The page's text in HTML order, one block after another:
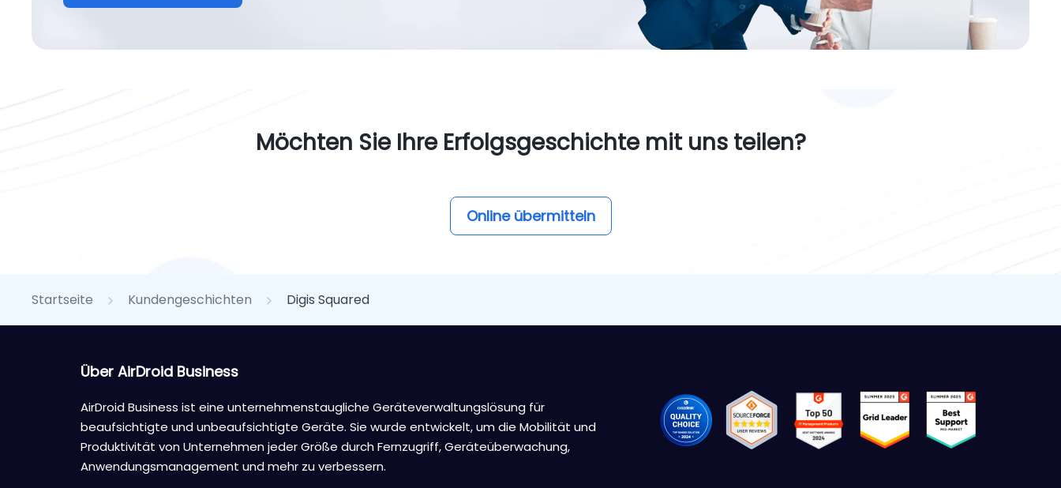
Möchten Sie Ihre Erfolgsgeschichte mit uns teilen?
Online übermitteln
Startseite Kundengeschichten Digis Squared
Über AirDroid Business
AirDroid Business ist eine unternehmenstaugliche Geräteverwaltungslösung für
beaufsichtigte und unbeaufsichtigte Geräte. Sie wurde entwickelt, um die Mobilität und
Produktivität von Unternehmen jeder Größe durch Fernzugriff, Geräteüberwachung,
Anwendungsmanagement und mehr zu verbessern.